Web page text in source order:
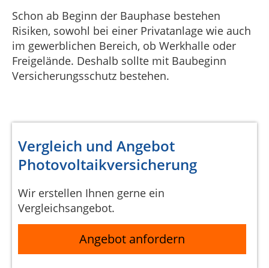
Schon ab Beginn der Bauphase bestehen
Risiken, sowohl bei einer Privatanlage wie auch
im gewerblichen Bereich, ob Werkhalle oder
Freigelände. Deshalb sollte mit Baubeginn
Versicherungsschutz bestehen.
Vergleich und Angebot
Photovoltaikversicherung
Wir erstellen Ihnen gerne ein
Vergleichsangebot.
Angebot anfordern